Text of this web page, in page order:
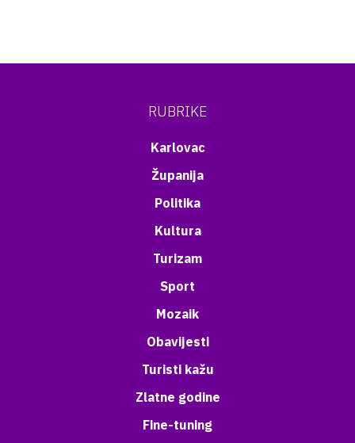
RUBRIKE
Karlovac
Županija
Politika
Kultura
Turizam
Sport
Mozaik
Obavijesti
Turisti kažu
Zlatne godine
Fine-tuning